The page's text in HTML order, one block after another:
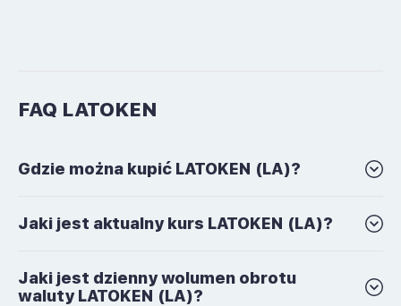
FAQ LATOKEN
Gdzie można kupić LATOKEN (LA)?
Jaki jest aktualny kurs LATOKEN (LA)?
Jaki jest dzienny wolumen obrotu
waluty LATOKEN (LA)?